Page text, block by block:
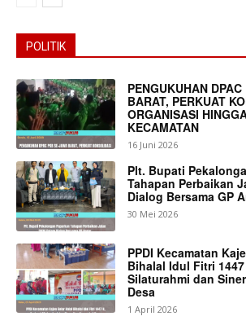
POLITIK
PENGUKUHAN
BARAT, PERKUAT
ORGANISASI
KECAMATAN
16 Juni 2026
Plt. Bupati
Tahapan Perbaikan
Dialog Bersama GP
30 Mei 2026
PPDI Kecamatan
Bihalal Idul Fitri
Silaturahmi dan
Desa
1 April 2026